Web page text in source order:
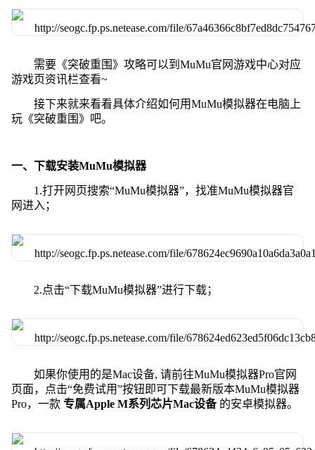
需要《突破重围》攻略可以到MuMu官网游戏中心对应
游戏页资讯栏查看~
接下来就来看看具体介绍如何用MuMu模拟器在电脑上
玩《突破重围》吧。
一、下载安装MuMu模拟器
1.打开网页搜索“MuMu模拟器”，找准MuMu模拟器官
网进入；
2.点击“下载MuMu模拟器”进行下载；
如果你使用的是Mac设备, 请前往MuMu模拟器Pro官网
页面，点击“免费试用”按钮即可下载最新版本MuMu模拟器
Pro，一款 专属Apple M系列芯片Mac设备 的安卓模拟器。